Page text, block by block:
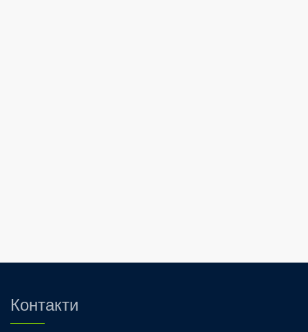
Контакти